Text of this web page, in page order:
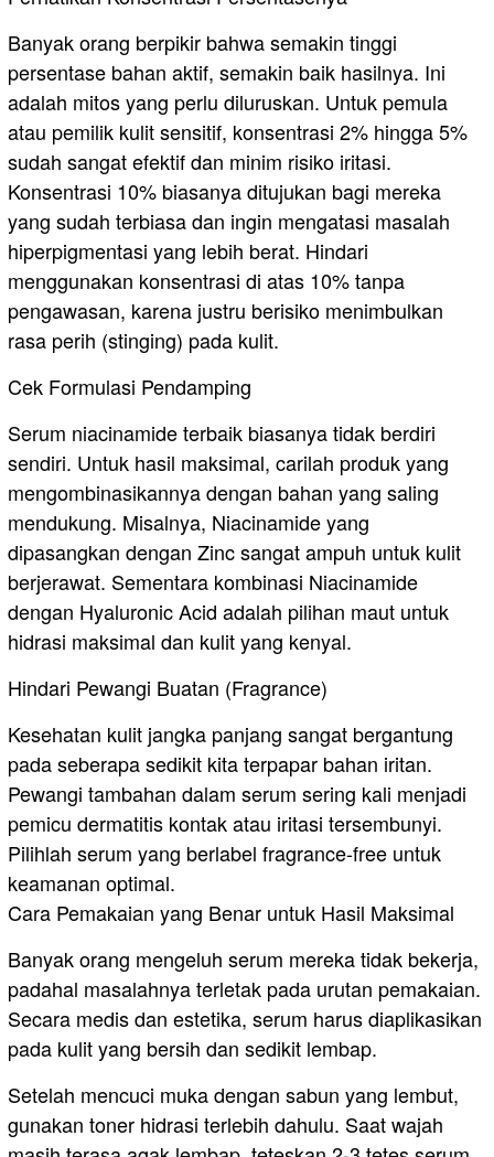
Banyak orang berpikir bahwa semakin tinggi
persentase bahan aktif, semakin baik hasilnya. Ini
adalah mitos yang perlu diluruskan. Untuk pemula
atau pemilik kulit sensitif, konsentrasi 2% hingga 5%
sudah sangat efektif dan minim risiko iritasi.
Konsentrasi 10% biasanya ditujukan bagi mereka
yang sudah terbiasa dan ingin mengatasi masalah
hiperpigmentasi yang lebih berat. Hindari
menggunakan konsentrasi di atas 10% tanpa
pengawasan, karena justru berisiko menimbulkan
rasa perih (stinging) pada kulit.
​Cek Formulasi Pendamping
Serum niacinamide terbaik biasanya tidak berdiri
sendiri. Untuk hasil maksimal, carilah produk yang
mengombinasikannya dengan bahan yang saling
mendukung. Misalnya, Niacinamide yang
dipasangkan dengan Zinc sangat ampuh untuk kulit
berjerawat. Sementara kombinasi Niacinamide
dengan Hyaluronic Acid adalah pilihan maut untuk
hidrasi maksimal dan kulit yang kenyal.
​Hindari Pewangi Buatan (Fragrance)
Kesehatan kulit jangka panjang sangat bergantung
pada seberapa sedikit kita terpapar bahan iritan.
Pewangi tambahan dalam serum sering kali menjadi
pemicu dermatitis kontak atau iritasi tersembunyi.
Pilihlah serum yang berlabel fragrance-free untuk
keamanan optimal.
​Cara Pemakaian yang Benar untuk Hasil Maksimal
​Banyak orang mengeluh serum mereka tidak bekerja,
padahal masalahnya terletak pada urutan pemakaian.
Secara medis dan estetika, serum harus diaplikasikan
pada kulit yang bersih dan sedikit lembap.
​Setelah mencuci muka dengan sabun yang lembut,
gunakan toner hidrasi terlebih dahulu. Saat wajah